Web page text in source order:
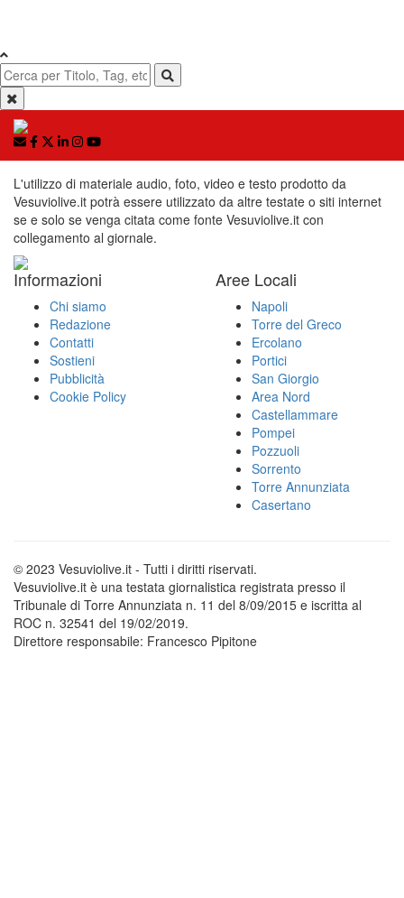
L'utilizzo di materiale audio, foto, video e testo prodotto da
Vesuviolive.it potrà essere utilizzato da altre testate o siti internet
se e solo se venga citata come fonte Vesuviolive.it con
collegamento al giornale.
Informazioni
Chi siamo
Redazione
Contatti
Sostieni
Pubblicità
Cookie Policy
Aree Locali
Napoli
Torre del Greco
Ercolano
Portici
San Giorgio
Area Nord
Castellammare
Pompei
Pozzuoli
Sorrento
Torre Annunziata
Casertano
© 2023 Vesuviolive.it - Tutti i diritti riservati.
Vesuviolive.it è una testata giornalistica registrata presso il
Tribunale di Torre Annunziata n. 11 del 8/09/2015 e iscritta al
ROC n. 32541 del 19/02/2019.
Direttore responsabile: Francesco Pipitone